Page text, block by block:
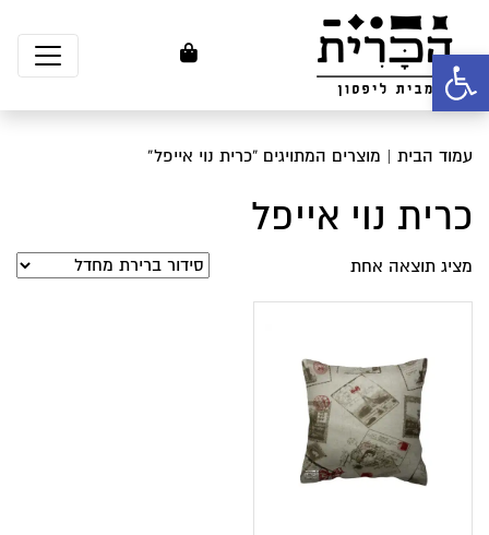
פתח סרגל נגישות
עמוד הבית | מוצרים המתויגים “כרית נוי אייפל”
כרית נוי אייפל
מציג תוצאה אחת